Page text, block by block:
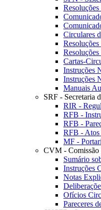
Circulares
Cartas-
Instruções
Instruções
Manuais
SRF - Secretaria
RIR -
RFB -
RFB -
RFB - Atos
MF -
CVM - Comissão
Sumário
Instruções
Notas
Ofícios
Pareceres